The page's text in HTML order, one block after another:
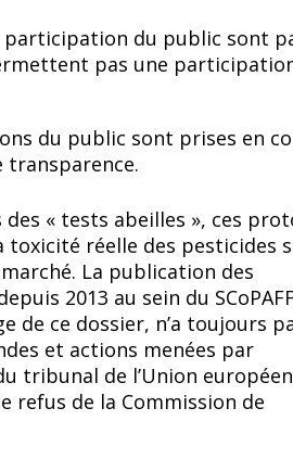
participation du public sont
pas une
du public sont prises en
transparence.
« tests abeilles », ces
réelle des pesticides
La publication des
2013 au sein du
de ce dossier, n’a toujours
et actions menées par
tribunal de l’Union
refus de la Commission de